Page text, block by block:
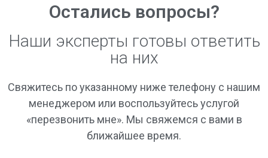
Остались вопросы?
Наши эксперты готовы ответить
на них
Свяжитесь по указанному ниже телефону с нашим
менеджером или воспользуйтесь услугой
«перезвонить мне». Мы свяжемся с вами в
ближайшее время.